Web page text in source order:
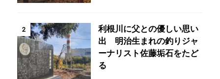
2
利根川に父との優しい思い
出 明治生まれの釣りジャ
ーナリスト佐藤垢石をたど
る